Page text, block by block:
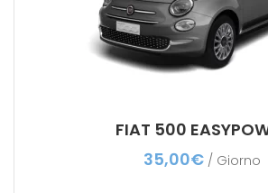
FIAT 500
35,00€ / Giorno